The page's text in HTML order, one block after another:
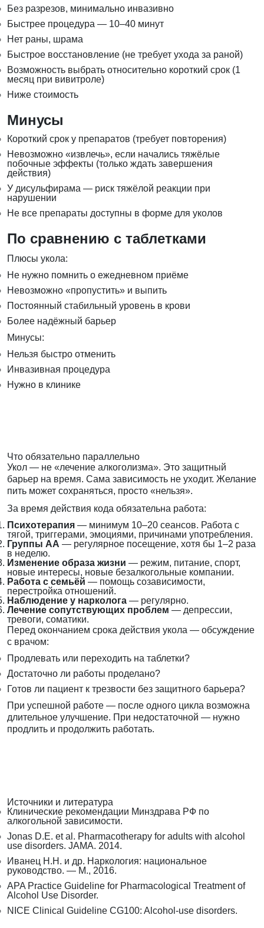
Без разрезов, минимально инвазивно
Быстрее процедура — 10–40 минут
Нет раны, шрама
Быстрое восстановление (не требует ухода за раной)
Возможность выбрать относительно короткий срок (1
месяц при вивитроле)
Ниже стоимость
Минусы
Короткий срок у препаратов (требует повторения)
Невозможно «извлечь», если начались тяжёлые
побочные эффекты (только ждать завершения
действия)
У дисульфирама — риск тяжёлой реакции при
нарушении
Не все препараты доступны в форме для уколов
По сравнению с таблетками
Плюсы укола:
Не нужно помнить о ежедневном приёме
Невозможно «пропустить» и выпить
Постоянный стабильный уровень в крови
Более надёжный барьер
Минусы:
Нельзя быстро отменить
Инвазивная процедура
Нужно в клинике
Что обязательно параллельно
Укол — не «лечение алкоголизма». Это защитный
барьер на время. Сама зависимость не уходит. Желание
пить может сохраняться, просто «нельзя».
За время действия кода обязательна работа:
Психотерапия — минимум 10–20 сеансов. Работа с
тягой, триггерами, эмоциями, причинами употребления.
Группы АА — регулярное посещение, хотя бы 1–2 раза
в неделю.
Изменение образа жизни — режим, питание, спорт,
новые интересы, новые безалкогольные компании.
Работа с семьёй — помощь созависимости,
перестройка отношений.
Наблюдение у нарколога — регулярно.
Лечение сопутствующих проблем — депрессии,
тревоги, соматики.
Перед окончанием срока действия укола — обсуждение
с врачом:
Продлевать или переходить на таблетки?
Достаточно ли работы проделано?
Готов ли пациент к трезвости без защитного барьера?
При успешной работе — после одного цикла возможна
длительное улучшение. При недостаточной — нужно
продлить и продолжить работать.
Источники и литература
Клинические рекомендации Минздрава РФ по
алкогольной зависимости.
Jonas D.E. et al. Pharmacotherapy for adults with alcohol
use disorders. JAMA. 2014.
Иванец Н.Н. и др. Наркология: национальное
руководство. — М., 2016.
APA Practice Guideline for Pharmacological Treatment of
Alcohol Use Disorder.
NICE Clinical Guideline CG100: Alcohol-use disorders.